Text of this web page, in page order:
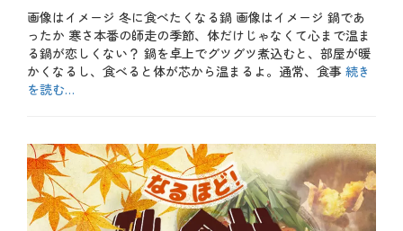
度
、
旬
、
由
来
に
は
青
葉
、
藁
司
、
し
び
、
ま
の
日
、
カ
ジ
キ
日
画像はイメージ 冬に食べたくなる鍋 画像はイメージ 鍋であ
ったか 寒さ本番の師走の季節、体だけじゃなくて心まで温ま
る鍋が恋しくない？ 鍋を卓上でグツグツ煮込むと、部屋が暖
かくなるし、食べると体が芯から温まるよ。通常、食事 続き
を読む…
ゴ
リ
ー
l
o
g
、
お
も